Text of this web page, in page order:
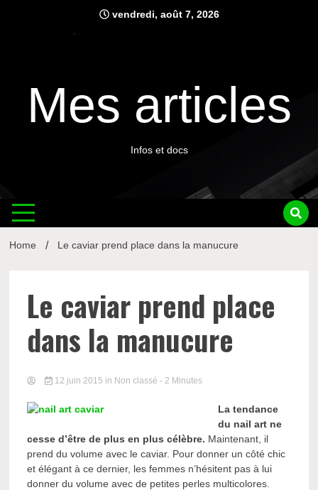
vendredi, août 7, 2026
Mes articles
Infos et docs
Home Le caviar prend place dans la manucure
Le caviar prend place
dans la manucure
12 juin 2015 in Non classé - 2 Minutes
La tendance
du nail art ne
cesse d’être de plus en plus célèbre. Maintenant, il
prend du volume avec le caviar. Pour donner un côté chic
et élégant à ce dernier, les femmes n’hésitent pas à lui
donner du volume avec de petites perles multicolores.